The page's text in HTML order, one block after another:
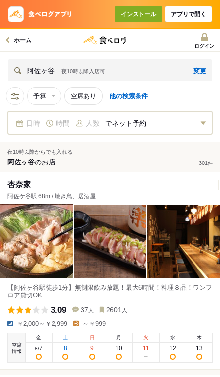
インストール アプリで開く
ホーム
ログイン
阿佐ヶ谷 夜10時以降入店可 変更
予算 空席あり 他の検索条件
日時 時間 人数 でネット予約
夜10時以降からでも入れる
阿佐ヶ谷のお店 301 件
杏奈家
阿佐ケ谷駅 68m / 焼き鳥、居酒屋
【阿佐ヶ谷駅徒歩1分】無制限飲み放題！最大6時間！料理８品！ワンフ
ロア貸切OK
3.09 37 人 2601 人
￥2,000～￥2,999 ～￥999
空席
情報
金
8/7
土
8
日
9
月
10
火
11
水
12
木
13